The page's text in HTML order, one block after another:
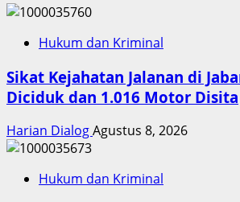
Hukum dan Kriminal
Sikat Kejahatan Jalanan di
Diciduk dan 1.016 Motor Disita
Harian DialogAgustus 8, 2026
Hukum dan Kriminal